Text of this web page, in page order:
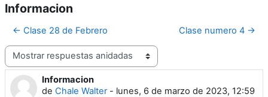
Informacion
← Clase 28 de Febrero
Clase numero 4 →
Mostrar modo
Informacion
de Chale Walter- lunes, 6 de marzo de 2023, 12:59
Número de respuestas: 0